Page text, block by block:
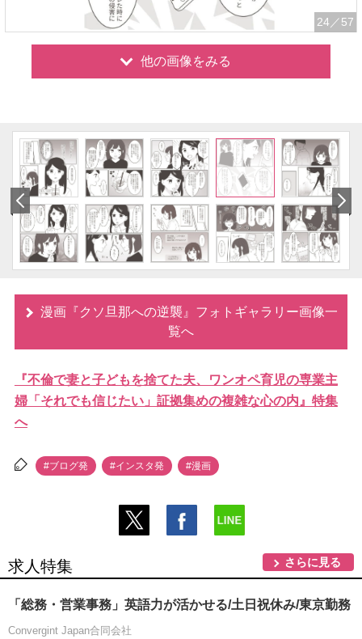
24 ／57
他の画像をみる
漫画『クソ旦那への逆襲』フォトギャラリー画像一
覧へ
『不倫で妻と子どもを捨てた夫、ワンオペ育児の専業主
婦「それでも信じたい」証拠集めの複雑な心の内』特集
へ
#ブログ発 #インスタ発 #漫画
求人特集 さらに見る
「総務・営業事務」英語力が活かせる/土日祝休み/東京勤務
Convergint Japan合同会社